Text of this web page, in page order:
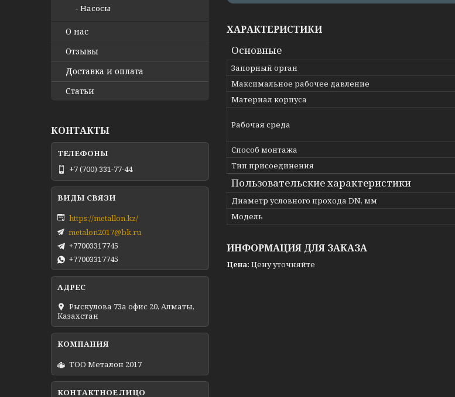
ХАРАКТЕРИСТИКИ
Основные
Запорный орган
Максимальное рабочее давление
Материал корпуса
Рабочая среда
Способ монтажа
Тип присоединения
Пользовательские характеристики
Диаметр условного прохода DN, мм
Модель
ИНФОРМАЦИЯ ДЛЯ ЗАКАЗА
Цена: Цену уточняйте
Насосы
О нас
Отзывы
Доставка и оплата
Статьи
КОНТАКТЫ
+7 (700) 331-77-44
https://metallon.kz/
metalon2017@bk.ru
+77003317745
+77003317745
Рыскулова 73а офис 20, Алматы,
Казахстан
ТОО Металон 2017